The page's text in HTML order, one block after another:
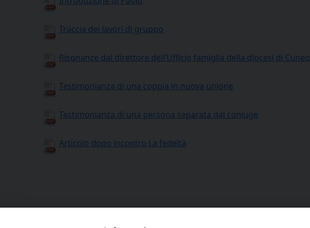
Traccia dei lavori di gruppo
Risonanze dal direttore dell’Ufficio famiglia della diocesi di Cuneo
Testimonianza di una coppia in nuova unione
Testimonianza di una persona separata dal coniuge
Articolo dopo incontro La fedeltà